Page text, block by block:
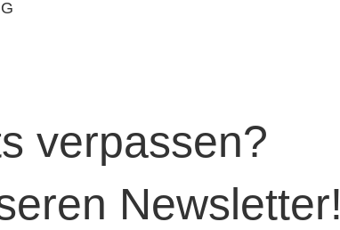
verpassen?
Newsletter!